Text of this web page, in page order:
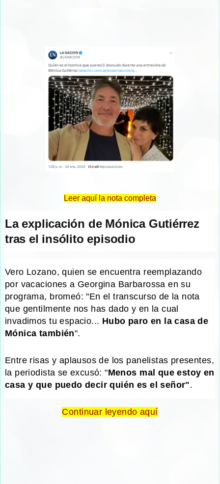
Leer aquí la nota completa
La explicación de Mónica Gutiérrez
tras el insólito episodio
Vero Lozano, quien se encuentra reemplazando
por vacaciones a Georgina Barbarossa en su
programa, bromeó: "En el transcurso de la nota
que gentilmente nos has dado y en la cual
invadimos tu espacio... Hubo paro en la casa de
Mónica también".
Entre risas y aplausos de los panelistas presentes,
la periodista se excusó: "Menos mal que estoy en
casa y que puedo decir quién es el señor".
Continuar leyendo aquí